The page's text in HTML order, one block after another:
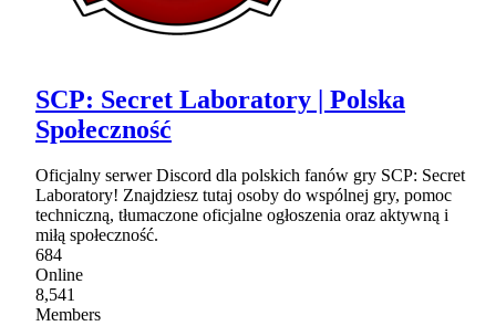
SCP: Secret Laboratory | Polska
Społeczność
Oficjalny serwer Discord dla polskich fanów gry SCP: Secret
Laboratory! Znajdziesz tutaj osoby do wspólnej gry, pomoc
techniczną, tłumaczone oficjalne ogłoszenia oraz aktywną i
miłą społeczność.
684
Online
8,541
Members